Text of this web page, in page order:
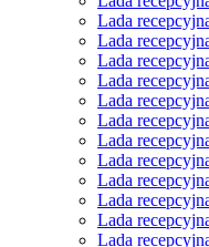
Lada
Lada
Lada
Lada
Lada
Lada
Lada
Lada
Lada
Lada
Lada
Lada